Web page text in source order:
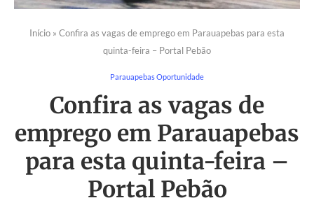
Início » Confira as vagas de emprego em Parauapebas para esta
quinta-feira – Portal Pebão
Parauapebas Oportunidade
Confira as vagas de
emprego em Parauapebas
para esta quinta-feira –
Portal Pebão